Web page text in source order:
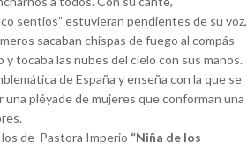
sentíos” estuvieran pendientes de su voz,
sacaban chispas de fuego al compás
tocaba las nubes del cielo con sus manos.
de España y enseña con la que se
pléyade de mujeres que conforman una
de Pastora Imperio “Niña de los